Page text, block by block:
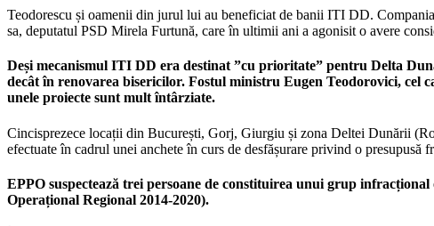
Teodorescu și oamenii din jurul lui au beneficiat de banii ITI DD.
sa, deputatul PSD Mirela Furtună, care în ultimii ani a agonisit o avere
Deși mecanismul ITI DD era destinat ”cu prioritate” pentru Delta
decât în renovarea bisericilor. Fostul ministru Eugen Teodorovici, cel
unele proiecte sunt mult întârziate.
Cincisprezece locații din București, Gorj, Giurgiu și zona Deltei Dunării
efectuate în cadrul unei anchete în curs de desfășurare privind o
EPPO suspectează trei persoane de constituirea unui grup
Operațional Regional 2014-2020).